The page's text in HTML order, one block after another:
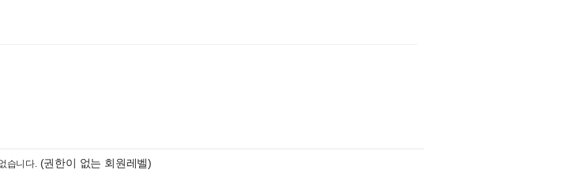
습니다. (권한이 없는 회원레벨)